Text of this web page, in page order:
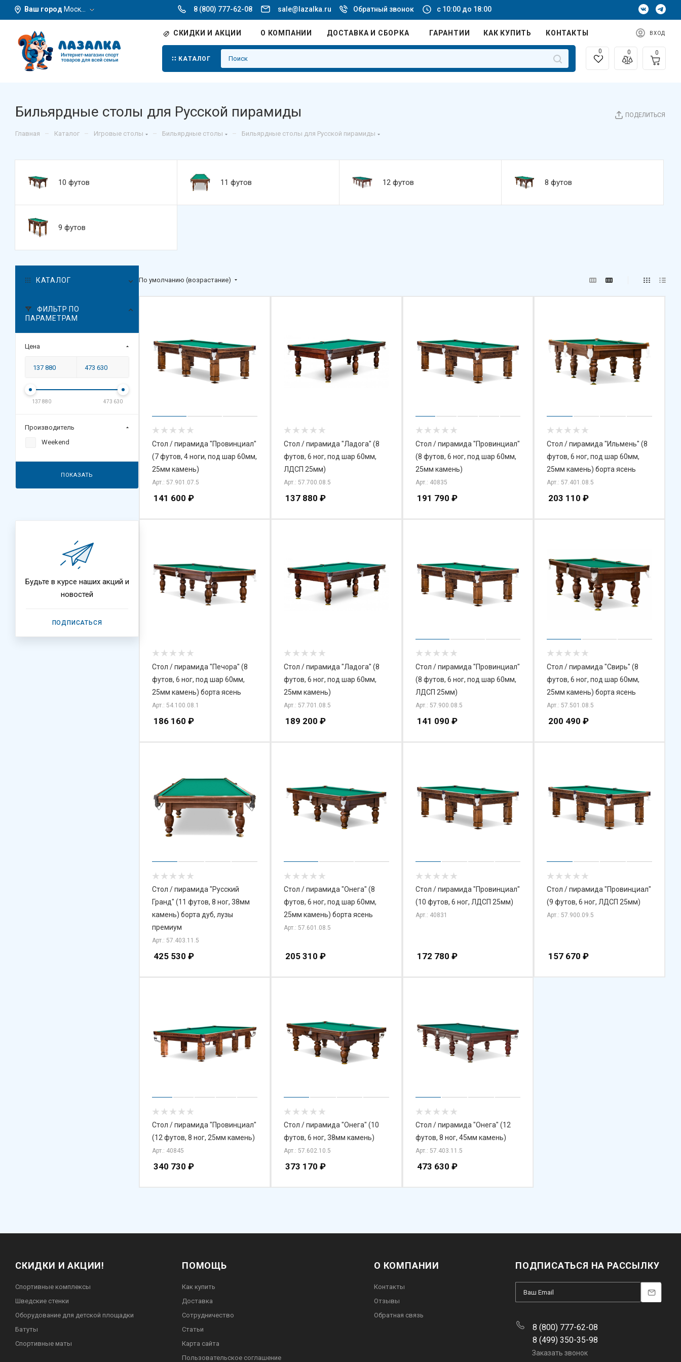
Ваш город Москва 8 (800) 777-62-08 sale@lazalka.ru Обратный звонок с 10:00 до 18:00
СКИДКИ И АКЦИИ О КОМПАНИИ ДОСТАВКА И СБОРКА ГАРАНТИИ КАК КУПИТЬ КОНТАКТЫ ВХОД
КАТАЛОГ
0 0 0
ПОДЕЛИТЬСЯ
Бильярдные столы для Русской пирамиды
Главная – Каталог – Игровые столы – Бильярдные столы – Бильярдные столы для Русской пирамиды
10 футов 11 футов 12 футов 8 футов
9 футов
По умолчанию (возрастание)
Стол / пирамида "Провинциал"
(7 футов, 4 ноги, под шар 60мм,
25мм камень)
Арт.: 57.901.07.5
141 600 ₽
Стол / пирамида "Ладога" (8
футов, 6 ног, под шар 60мм,
ЛДСП 25мм)
Арт.: 57.700.08.5
137 880 ₽
Стол / пирамида "Провинциал"
(8 футов, 6 ног, под шар 60мм,
25мм камень)
Арт.: 40835
191 790 ₽
Стол / пирамида "Ильмень" (8
футов, 6 ног, под шар 60мм,
25мм камень) борта ясень
Арт.: 57.401.08.5
203 110 ₽
Стол / пирамида "Печора" (8
футов, 6 ног, под шар 60мм,
25мм камень) борта ясень
Арт.: 54.100.08.1
186 160 ₽
Стол / пирамида "Ладога" (8
футов, 6 ног, под шар 60мм,
25мм камень)
Арт.: 57.701.08.5
189 200 ₽
Стол / пирамида "Провинциал"
(8 футов, 6 ног, под шар 60мм,
ЛДСП 25мм)
Арт.: 57.900.08.5
141 090 ₽
Стол / пирамида "Свирь" (8
футов, 6 ног, под шар 60мм,
25мм камень) борта ясень
Арт.: 57.501.08.5
200 490 ₽
Стол / пирамида "Русский
Гранд" (11 футов, 8 ног, 38мм
камень) борта дуб, лузы
премиум
Арт.: 57.403.11.5
425 530 ₽
Стол / пирамида "Онега" (8
футов, 6 ног, под шар 60мм,
25мм камень) борта ясень
Арт.: 57.601.08.5
205 310 ₽
Стол / пирамида "Провинциал"
(10 футов, 6 ног, ЛДСП 25мм)
Арт.: 40831
172 780 ₽
Стол / пирамида "Провинциал"
(9 футов, 6 ног, ЛДСП 25мм)
Арт.: 57.900.09.5
157 670 ₽
Стол / пирамида "Провинциал"
(12 футов, 8 ног, 25мм камень)
Арт.: 40845
340 730 ₽
Стол / пирамида "Онега" (10
футов, 6 ног, 38мм камень)
Арт.: 57.602.10.5
373 170 ₽
Стол / пирамида "Онега" (12
футов, 8 ног, 45мм камень)
Арт.: 57.403.11.5
473 630 ₽
КАТАЛОГ
ФИЛЬТР ПО
ПАРАМЕТРАМ
Цена
137 880 473 630
Производитель
Weekend
ПОКАЗАТЬ
Будьте в курсе наших акций и
новостей
ПОДПИСАТЬСЯ
СКИДКИ И АКЦИИ!
Спортивные комплексы
Шведские стенки
Оборудование для детской площадки
Батуты
Спортивные маты
ПОМОЩЬ
Как купить
Доставка
Сотрудничество
Статьи
Карта сайта
Пользовательское соглашение
О КОМПАНИИ
Контакты
Отзывы
Обратная связь
ПОДПИСАТЬСЯ НА РАССЫЛКУ
8 (800) 777-62-08
8 (499) 350-35-98
Заказать звонок